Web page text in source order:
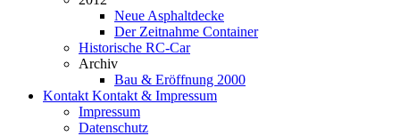
Neue Asphaltdecke
Der Zeitnahme Container
Historische RC-Car
Archiv
Bau & Eröffnung 2000
Kontakt Kontakt & Impressum
Impressum
Datenschutz